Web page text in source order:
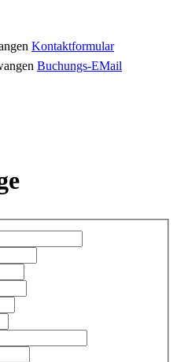
Kontaktformular
Buchungs-EMail